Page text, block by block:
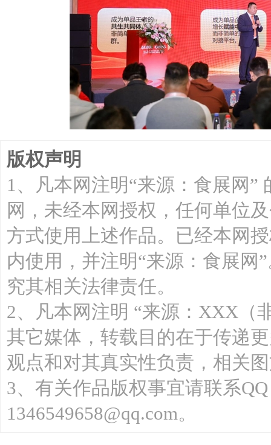
版权声明
1、凡本网注明“来源：食展网”
网，未经本网授权，任何单位
方式使用上述作品。已经本网
内使用，并注明“来源：食展网
究其相关法律责任。
2、凡本网注明 “来源：XXX（
其它媒体，转载目的在于传递
观点和对其真实性负责，相关
3、有关作品版权事宜请联系
1346549658@qq.com。